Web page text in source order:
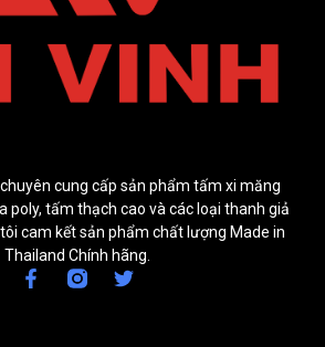
cung cấp sản phẩm tấm xi măng
poly, tấm thạch cao và các loại thanh giả
cam kết sản phẩm chất lượng Made in
Thailand Chính hãng.